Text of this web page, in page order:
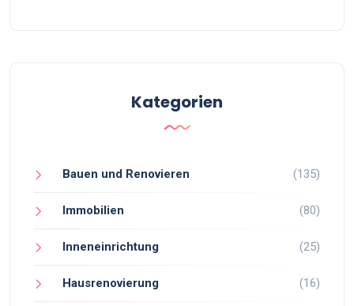
Kategorien
Bauen und Renovieren (135)
Immobilien (80)
Inneneinrichtung (25)
Hausrenovierung (16)